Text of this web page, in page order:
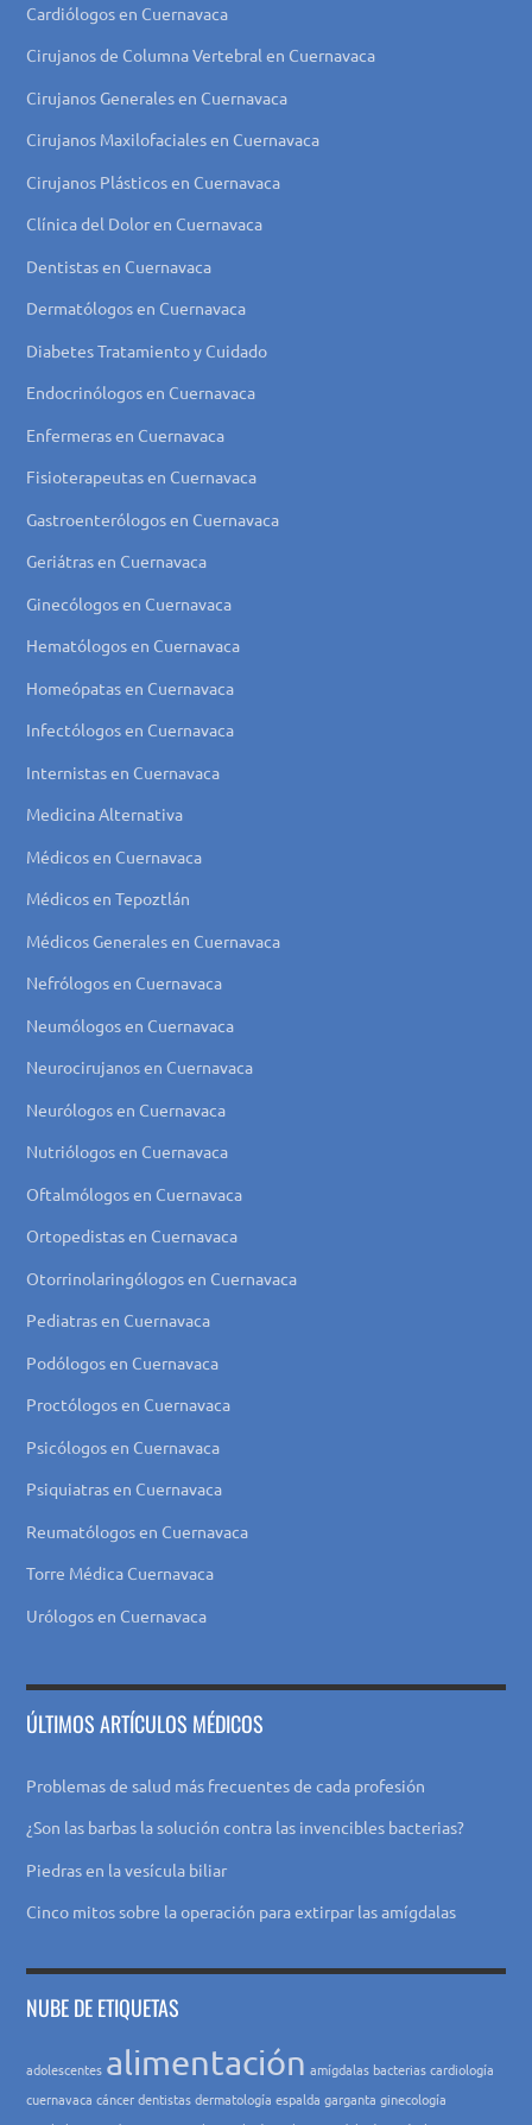
Cardiólogos en Cuernavaca
Cirujanos de Columna Vertebral en Cuernavaca
Cirujanos Generales en Cuernavaca
Cirujanos Maxilofaciales en Cuernavaca
Cirujanos Plásticos en Cuernavaca
Clínica del Dolor en Cuernavaca
Dentistas en Cuernavaca
Dermatólogos en Cuernavaca
Diabetes Tratamiento y Cuidado
Endocrinólogos en Cuernavaca
Enfermeras en Cuernavaca
Fisioterapeutas en Cuernavaca
Gastroenterólogos en Cuernavaca
Geriátras en Cuernavaca
Ginecólogos en Cuernavaca
Hematólogos en Cuernavaca
Homeópatas en Cuernavaca
Infectólogos en Cuernavaca
Internistas en Cuernavaca
Medicina Alternativa
Médicos en Cuernavaca
Médicos en Tepoztlán
Médicos Generales en Cuernavaca
Nefrólogos en Cuernavaca
Neumólogos en Cuernavaca
Neurocirujanos en Cuernavaca
Neurólogos en Cuernavaca
Nutriólogos en Cuernavaca
Oftalmólogos en Cuernavaca
Ortopedistas en Cuernavaca
Otorrinolaringólogos en Cuernavaca
Pediatras en Cuernavaca
Podólogos en Cuernavaca
Proctólogos en Cuernavaca
Psicólogos en Cuernavaca
Psiquiatras en Cuernavaca
Reumatólogos en Cuernavaca
Torre Médica Cuernavaca
Urólogos en Cuernavaca
ÚLTIMOS ARTÍCULOS MÉDICOS
Problemas de salud más frecuentes de cada profesión
¿Son las barbas la solución contra las invencibles bacterias?
Piedras en la vesícula biliar
Cinco mitos sobre la operación para extirpar las amígdalas
NUBE DE ETIQUETAS
adolescentes alimentación amígdalas bacterias cardiología
cuernavaca cáncer dentistas dermatología espalda garganta ginecología